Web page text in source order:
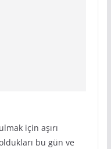
için aşırı
bu gün ve